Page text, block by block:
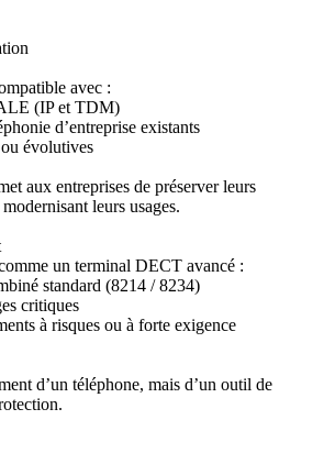
avec :
(IP et TDM)
d’entreprise existants
évolutives
aux entreprises de préserver leurs
leurs usages.
un terminal DECT avancé :
standard (8214 / 8234)
critiques
à risques ou à forte exigence
d’un téléphone, mais d’un outil de